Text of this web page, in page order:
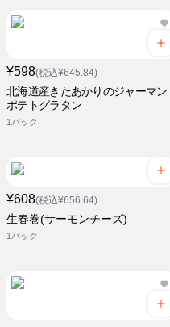
¥598(税込¥645.84)
北海道産きたあかりのジャーマン
ポテトグラタン
1パック
¥608(税込¥656.64)
生春巻(サーモンチーズ)
1パック